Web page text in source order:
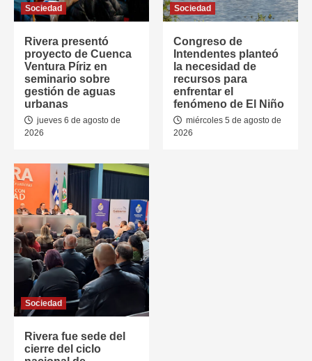
Sociedad
Rivera presentó
proyecto de Cuenca
Ventura Píriz en
seminario sobre
gestión de aguas
urbanas
jueves 6 de agosto de
2026
Sociedad
Congreso de
Intendentes planteó
la necesidad de
recursos para
enfrentar el
fenómeno de El Niño
miércoles 5 de agosto de
2026
Sociedad
Rivera fue sede del
cierre del ciclo